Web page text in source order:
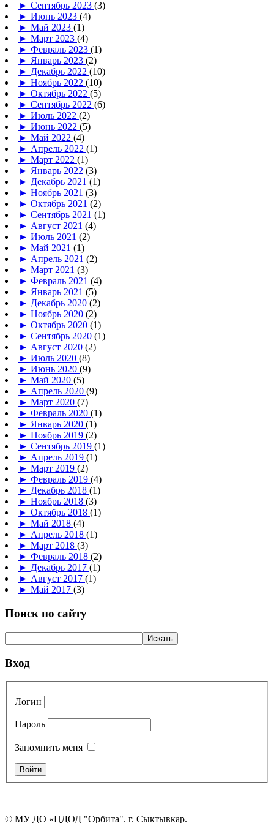
► Сентябрь 2023 (3)
► Июнь 2023 (4)
► Май 2023 (1)
► Март 2023 (4)
► Февраль 2023 (1)
► Январь 2023 (2)
► Декабрь 2022 (10)
► Ноябрь 2022 (10)
► Октябрь 2022 (5)
► Сентябрь 2022 (6)
► Июль 2022 (2)
► Июнь 2022 (5)
► Май 2022 (4)
► Апрель 2022 (1)
► Март 2022 (1)
► Январь 2022 (3)
► Декабрь 2021 (1)
► Ноябрь 2021 (3)
► Октябрь 2021 (2)
► Сентябрь 2021 (1)
► Август 2021 (4)
► Июль 2021 (2)
► Май 2021 (1)
► Апрель 2021 (2)
► Март 2021 (3)
► Февраль 2021 (4)
► Январь 2021 (5)
► Декабрь 2020 (2)
► Ноябрь 2020 (2)
► Октябрь 2020 (1)
► Сентябрь 2020 (1)
► Август 2020 (2)
► Июль 2020 (8)
► Июнь 2020 (9)
► Май 2020 (5)
► Апрель 2020 (9)
► Март 2020 (7)
► Февраль 2020 (1)
► Январь 2020 (1)
► Ноябрь 2019 (2)
► Сентябрь 2019 (1)
► Апрель 2019 (1)
► Март 2019 (2)
► Февраль 2019 (4)
► Декабрь 2018 (1)
► Ноябрь 2018 (3)
► Октябрь 2018 (1)
► Май 2018 (4)
► Апрель 2018 (1)
► Март 2018 (3)
► Февраль 2018 (2)
► Декабрь 2017 (1)
► Август 2017 (1)
► Май 2017 (3)
Поиск по сайту
Вход
Логин
Пароль
Запомнить меня
© МУ ДО «ЦДОД "Орбита". г. Сыктывкар.